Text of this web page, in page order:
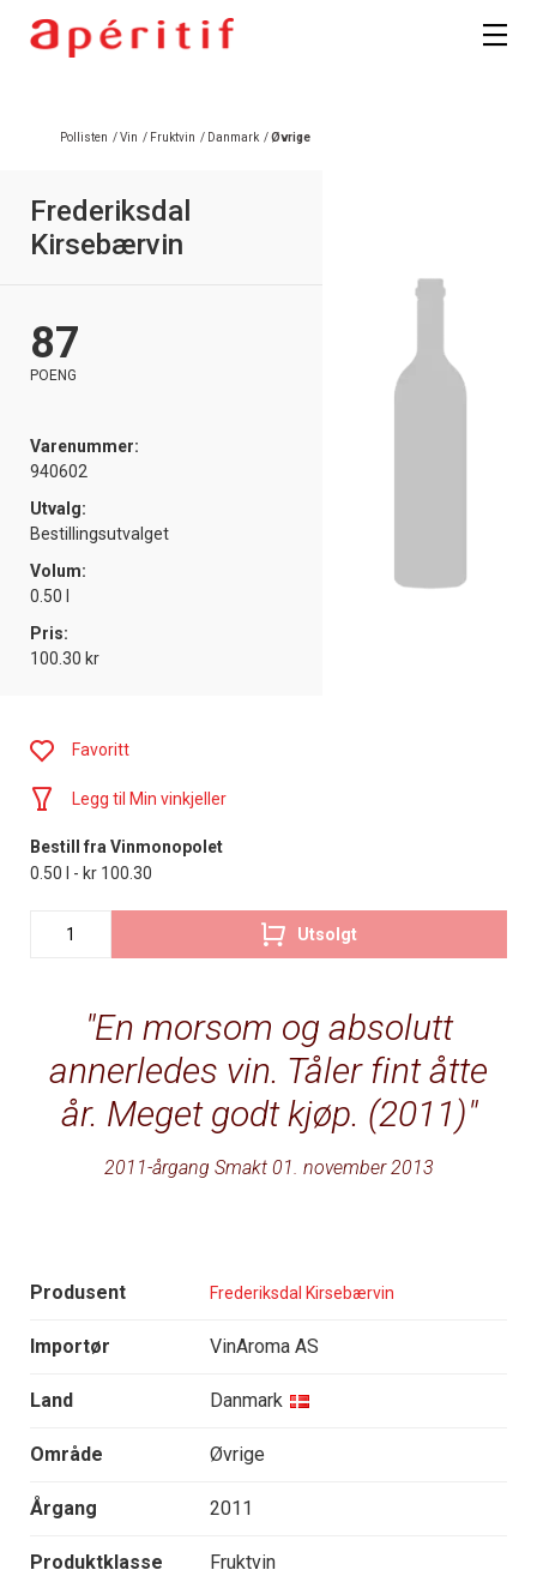
Pollisten /Vin / Fruktvin / Danmark /Øvrige
Frederiksdal
Kirsebærvin
87
POENG
Varenummer:
940602
Utvalg:
Bestillingsutvalget
Volum:
0.50 l
Pris:
100.30 kr
En morsom og absolutt
annerledes vin. Tåler fint åtte
år. Meget godt kjøp. (2011)
2011-årgang Smakt 01. november 2013
Produsent Frederiksdal Kirsebærvin
Importør VinAroma AS
Land Danmark
Område Øvrige
Årgang 2011
Produktklasse Fruktvin
Favoritt
Legg til Min vinkjeller
Bestill fra Vinmonopolet
0.50 l - kr 100.30
Utsolgt